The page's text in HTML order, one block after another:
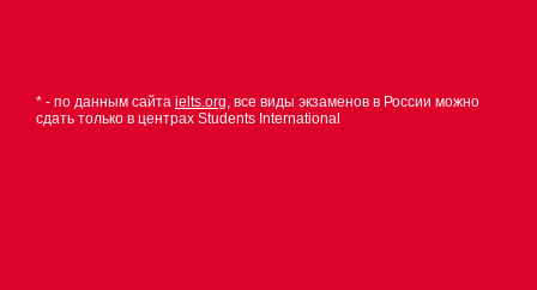
* - по данным сайта ielts.org, все виды экзаменов в России можно
сдать только в центрах Students International